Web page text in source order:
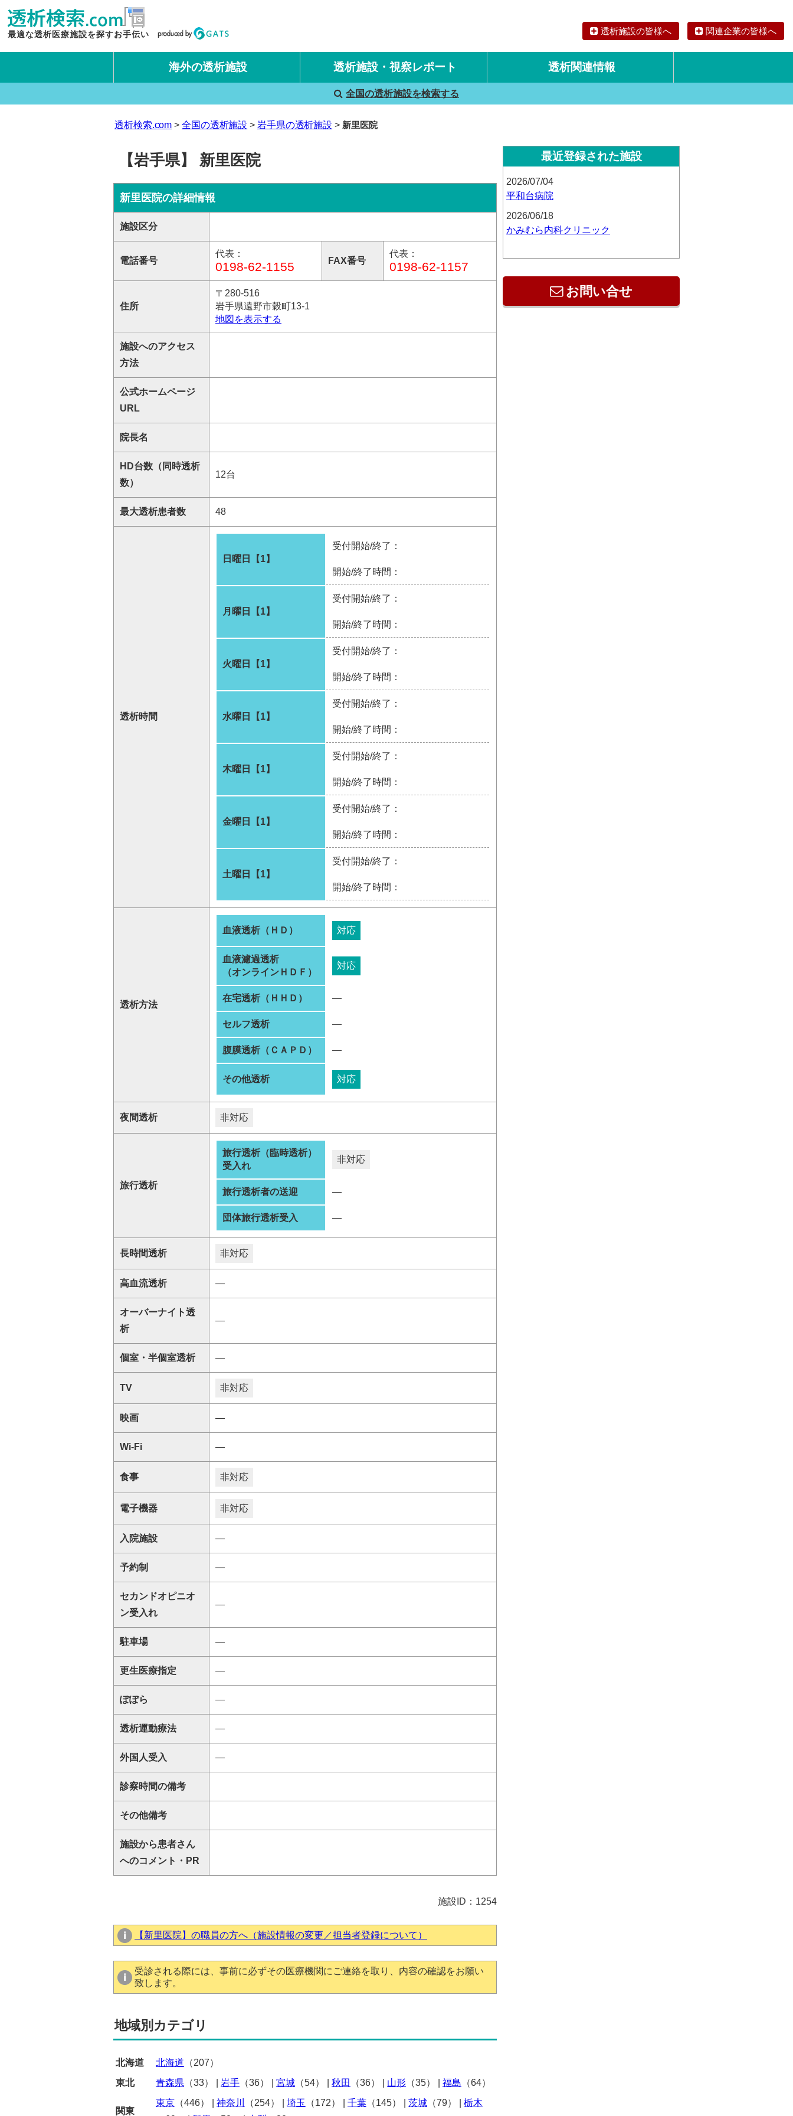
最適な透析医療施設を探すお手伝い 透析施設の皆様へ 関連企業の皆様へ
海外の透析施設 透析施設・視察レポート
国内旅行透析レポート
海外旅行透析レポート
透析関連情報
全国の透析施設を検索する
透析検索.com 全国の透析施設 岩手県の透析施設 新里医院
【岩手県】 新里医院
新里医院の詳細情報
施設区分
電話番号
代表：
0198-62-1155 FAX番号
代表：
0198-62-1157
住所
〒280-516
岩手県遠野市穀町13-1
地図を表示する
施設へのアクセス
方法
公式ホームページ
URL
院長名
HD台数（同時透析
数）
12台
最大透析患者数 48
透析時間
日曜日【1】
受付開始/終了：
開始/終了時間：
月曜日【1】
受付開始/終了：
開始/終了時間：
火曜日【1】
受付開始/終了：
開始/終了時間：
水曜日【1】
受付開始/終了：
開始/終了時間：
木曜日【1】
受付開始/終了：
開始/終了時間：
金曜日【1】
受付開始/終了：
開始/終了時間：
土曜日【1】
受付開始/終了：
開始/終了時間：
透析方法
血液透析（ＨＤ） 対応
血液濾過透析
（オンラインＨＤＦ）
対応
在宅透析（ＨＨＤ） ―
セルフ透析 ―
腹膜透析（ＣＡＰＤ） ―
その他透析 対応
夜間透析 非対応
旅行透析
旅行透析（臨時透析）
受入れ
非対応
旅行透析者の送迎 ―
団体旅行透析受入 ―
長時間透析 非対応
高血流透析 ―
オーバーナイト透
析
―
個室・半個室透析 ―
TV 非対応
映画 ―
Wi-Fi ―
食事 非対応
電子機器 非対応
入院施設 ―
予約制 ―
セカンドオピニオ
ン受入れ
―
駐車場 ―
更生医療指定 ―
ぽぽら ―
透析運動療法 ―
外国人受入 ―
診察時間の備考
その他備考
施設から患者さん
へのコメント・PR
施設ID：1254
【新里医院】の職員の方へ（施設情報の変更／担当者登録について）
受診される際には、事前に必ずその医療機関にご連絡を取り、内容の確認をお願い
致します。
地域別カテゴリ
北海道 北海道 （207）
東北
青森県 （33） 岩手 （36） 宮城 （54） 秋田 （36） 山形 （35） 福島 （64）
関東
東京 （446） 神奈川 （254） 埼玉 （172） 千葉 （145） 茨城 （79）
栃木
最近登録された施設
2026/07/04
平和台病院
2026/06/18
かみむら内科クリニック
お問い合せ